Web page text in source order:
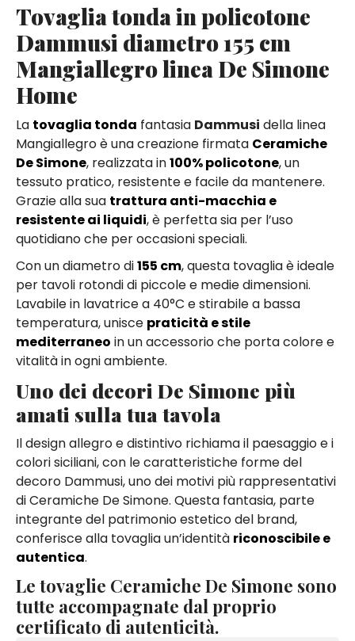
Tovaglia tonda in policotone
Dammusi diametro 155 cm
Mangiallegro linea De Simone
Home
La tovaglia tonda fantasia Dammusi della linea
Mangiallegro è una creazione firmata Ceramiche
De Simone, realizzata in100% policotone, un
tessuto pratico, resistente e facile da mantenere.
Grazie alla sua trattura anti-macchia e
resistente ai liquidi, è perfetta sia per l’uso
quotidiano che per occasioni speciali.
Con un diametro di155 cm, questa tovaglia è ideale
per tavoli rotondi di piccole e medie dimensioni.
Lavabile in lavatrice a 40°C e stirabile a bassa
temperatura, unisce praticità e stile
mediterraneo in un accessorio che porta colore e
vitalità in ogni ambiente.
Uno dei decori De Simone più
amati sulla tua tavola
Il design allegro e distintivo richiama il paesaggio e i
colori siciliani, con le caratteristiche forme del
decoro Dammusi, uno dei motivi più rappresentativi
di Ceramiche De Simone. Questa fantasia, parte
integrante del patrimonio estetico del brand,
conferisce alla tovaglia un’identità riconoscibile e
autentica.
Le tovaglie Ceramiche De Simone sono
tutte accompagnate dal proprio
certificato di autenticità.